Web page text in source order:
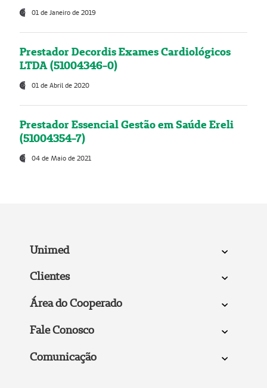
01 de Janeiro de 2019
Prestador Decordis Exames Cardiológicos
LTDA (51004346-0)
01 de Abril de 2020
Prestador Essencial Gestão em Saúde Ereli
(51004354-7)
04 de Maio de 2021
Unimed
Clientes
Área do Cooperado
Fale Conosco
Comunicação